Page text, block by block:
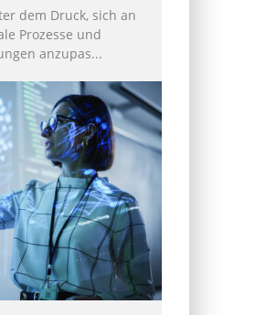
dem Druck, sich an
Prozesse und
anzupas...